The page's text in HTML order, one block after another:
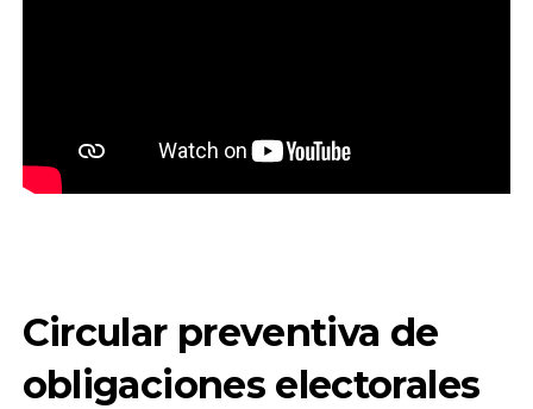
Circular preventiva de
obligaciones electorales